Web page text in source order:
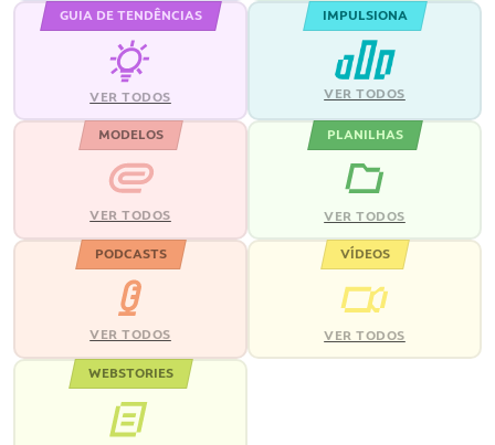
GUIA DE TENDÊNCIAS
VER TODOS
IMPULSIONA
VER TODOS
MODELOS
VER TODOS
PLANILHAS
VER TODOS
PODCASTS
VER TODOS
VÍDEOS
VER TODOS
WEBSTORIES